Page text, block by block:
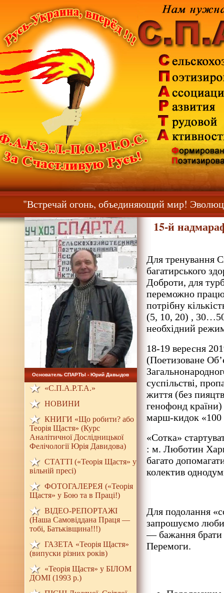
"Встречай огонь, объединяющий мир!
Основатель СПАРТЫ - Юрий Давыдов
«С.П.А.Р.Т.А.»
НОВИНИ
КНИГИ «Що робити? або
Теорія Щастя» (Курс
Аналітичної Дослідницької
Фелічології Юрія Давидова)
СТАТТІ («Теорія Щастя» у
вільній пресі)
ФОТОГАЛЕРЕЯ («Теорія
Щастя» у Бою та в Праці!)
ВІДЕО-РЕПОРТАЖІ
(Наша Самовіддана Праця —
тобі, Батьківщина!!!)
ГАЗЕТА «Теорія Щастя»
(випуски різних років)
«Теорія Щастя» у БІЛОМ
ДОМI (1993 р.)
15-й
Для тренування
багатирського
Доброти, для
переможно
потрібну
(5, 10, 20) ,
необхідний
18-19 вересня
(Поетизоване
суспільстві,
життя (без
генофонд
марш-кидок «100
«Сотка»
: м. Люботин
багато
колектив
Для подолання
запрошуємо
— бажання брати
Перемоги.